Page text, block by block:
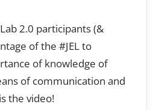
2.0 participants (&
of the #JEL to
of knowledge of
of communication and
the video!